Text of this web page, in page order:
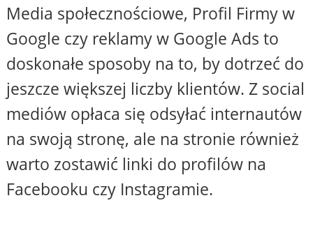
Media społecznościowe, Profil Firmy w
Google czy reklamy w Google Ads to
doskonałe sposoby na to, by dotrzeć do
jeszcze większej liczby klientów. Z social
mediów opłaca się odsyłać internautów
na swoją stronę, ale na stronie również
warto zostawić linki do profilów na
Facebooku czy Instagramie.